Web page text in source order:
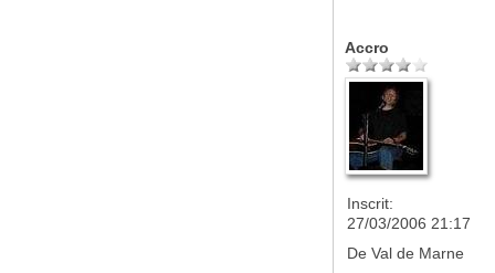
Accro
Inscrit:
27/03/2006 21:17
De Val de Marne